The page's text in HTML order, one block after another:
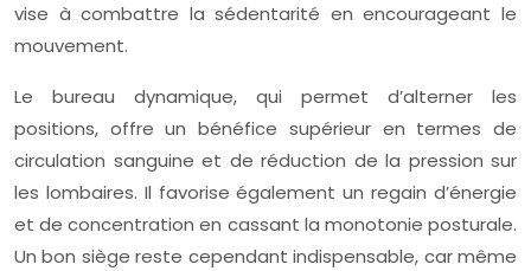
vise à combattre la sédentarité en encourageant le
mouvement.
Le bureau dynamique, qui permet d’alterner les
positions, offre un bénéfice supérieur en termes de
circulation sanguine et de réduction de la pression sur
les lombaires. Il favorise également un regain d’énergie
et de concentration en cassant la monotonie posturale.
Un bon siège reste cependant indispensable, car même